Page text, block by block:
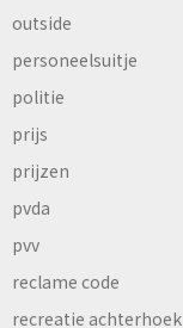
outside
personeelsuitje
politie
prijs
prijzen
pvda
pvv
reclame code
recreatie achterhoek